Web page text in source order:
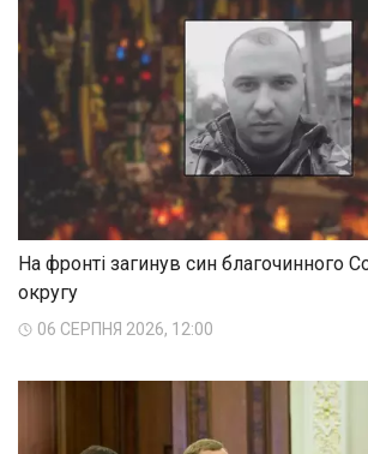
На фронті загинув син благочинного
округу
06 СЕРПНЯ 2026, 12:00